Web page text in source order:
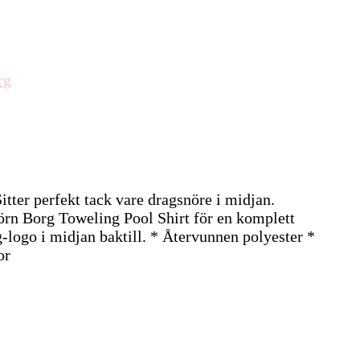
perfekt tack vare dragsnöre i midjan.
Borg Toweling Pool Shirt för en komplett
logo i midjan baktill. * Återvunnen polyester *